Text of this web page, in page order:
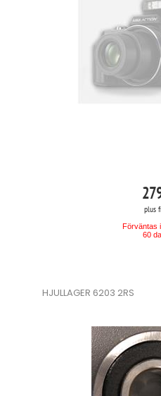
plus
Förväntas
60
HJULLAGER 6203 2RS